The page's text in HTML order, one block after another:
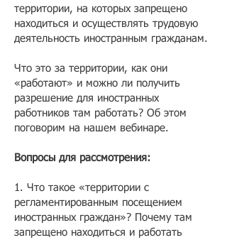
территории, на которых запрещено
находиться и осуществлять трудовую
деятельность иностранным гражданам.
Что это за территории, как они
«работают» и можно ли получить
разрешение для иностранных
работников там работать? Об этом
поговорим на нашем вебинаре.
Вопросы для рассмотрения:
1. Что такое «территории с
регламентированным посещением
иностранных граждан»? Почему там
запрещено находиться и работать